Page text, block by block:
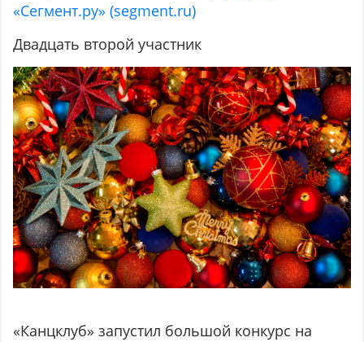
«Сегмент.ру» (segment.ru)
Двадцать второй участник
«Канцклуб» запустил большой конкурс на